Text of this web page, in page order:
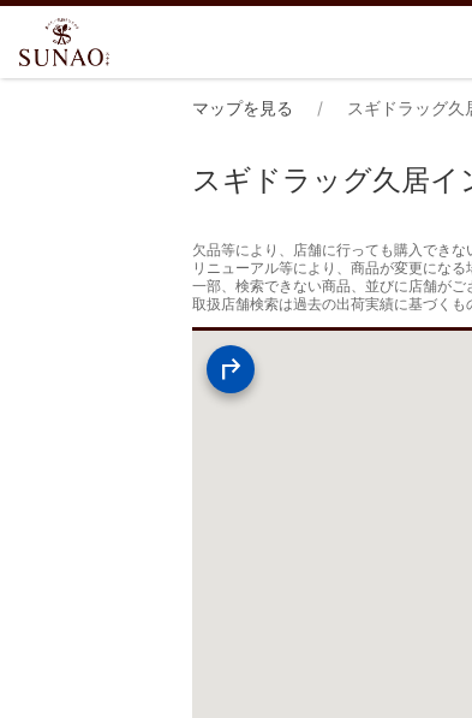
マップを見る スギドラッグ
スギドラッグ久居イ
欠品等により、店舗に行っても購入できな
リニューアル等により、商品が変更になる
一部、検索できない商品、並びに店舗がご
取扱店舗検索は過去の出荷実績に基づく